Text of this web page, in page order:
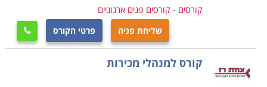
סדנת מכירות לאירגונים יכולה להיות בת מספר שעות ויכולה
גם להיות קורס ממושך יותר הכולל כמה מפגשים. הכל תלוי
בארגון או בחברה ובסיכום שהם מגיעים אליו עם חברת
ההדרכה.
קורסים - קורסים פנים ארגוניים
שליחת פניה פרטי הקורס 
קורס למנהלי מכירות